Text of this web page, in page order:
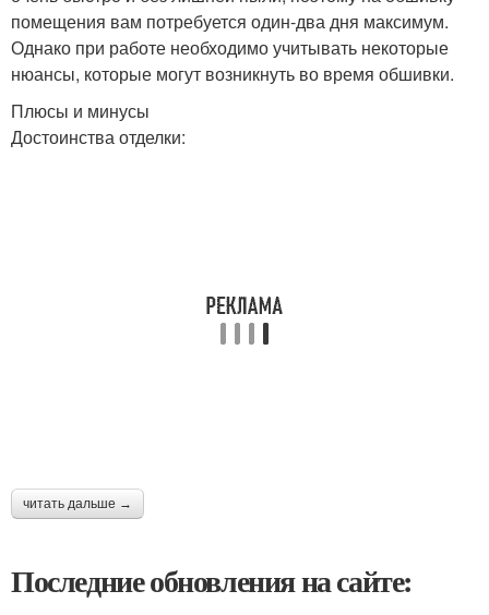
помещения вам потребуется один-два дня максимум.
Однако при работе необходимо учитывать некоторые
нюансы, которые могут возникнуть во время обшивки.
Плюсы и минусы
Достоинства отделки:
читать дальше →
Последние обновления на сайте: